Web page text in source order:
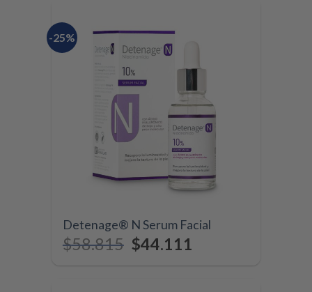
-25%
Detenage® N Serum Facial
$58.815 $44.111